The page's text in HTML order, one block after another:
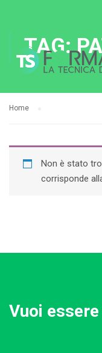
TAG:
Home
Non è stato
corrisponde
Vuoi